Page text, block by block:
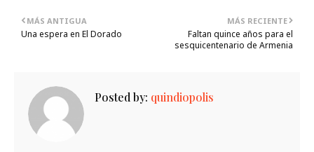
MÁS RECIENTE
Faltan quince años para el
sesquicentenario de Armenia
MÁS ANTIGUA
Una espera en El Dorado
Posted by: quindiopolis